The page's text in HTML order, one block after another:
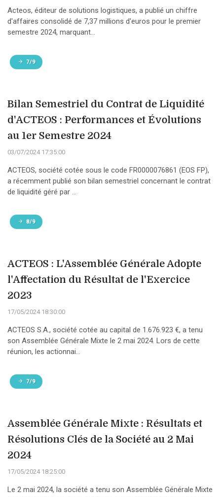
Acteos, éditeur de solutions logistiques, a publié un chiffre
d'affaires consolidé de 7,37 millions d'euros pour le premier
semestre 2024, marquant...
7/9
Bilan Semestriel du Contrat de Liquidité
d'ACTEOS : Performances et Évolutions
au 1er Semestre 2024
03/07/2024 17:35:00
ACTEOS, société cotée sous le code FR0000076861 (EOS FP),
a récemment publié son bilan semestriel concernant le contrat
de liquidité géré par ...
8/9
ACTEOS : L'Assemblée Générale Adopte
l'Affectation du Résultat de l'Exercice
2023
17/05/2024 18:30:00
ACTEOS S.A., société cotée au capital de 1.676.923 €, a tenu
son Assemblée Générale Mixte le 2 mai 2024. Lors de cette
réunion, les actionnai...
7/9
Assemblée Générale Mixte : Résultats et
Résolutions Clés de la Société au 2 Mai
2024
17/05/2024 18:25:00
Le 2 mai 2024, la société a tenu son Assemblée Générale Mixte